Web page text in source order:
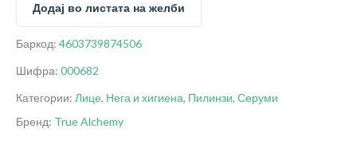
Додај во листата на желби
Баркод: 4603739874506
Шифра: 000682
Категории: Лице, Нега и хигиена, Пилинзи, Серуми
Бренд: True Alchemy